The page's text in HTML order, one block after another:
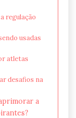
regulação
usadas
atletas
desafios na
a